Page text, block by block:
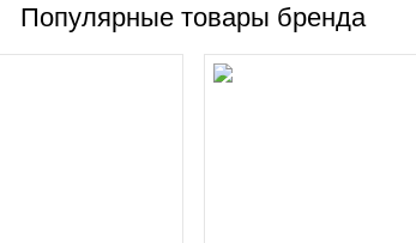
Популярные товары бренда